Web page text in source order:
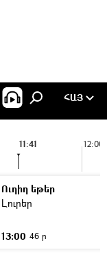
ՀԱՅ
12:00
11:41
Ուղիղ եթեր
Լուրեր
13:00 46 ր